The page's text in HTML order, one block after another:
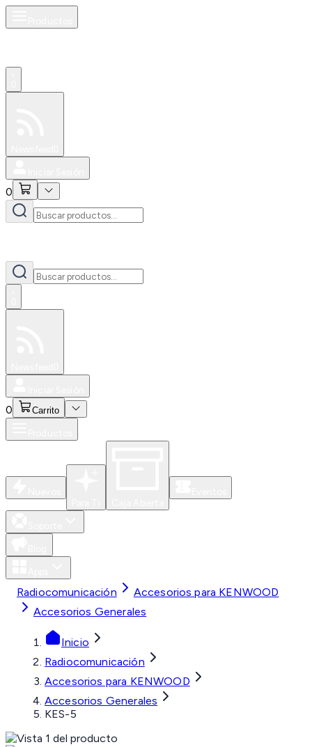
0
0 Carrito
Radiocomunicación
Accesorios para KENWOOD
Accesorios Generales
Inicio
Radiocomunicación
Accesorios para KENWOOD
Accesorios Generales
KES-5